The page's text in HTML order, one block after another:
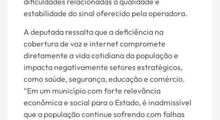
estabilidade do sinal oferecido pela operadora.
A deputada ressalta que a deficiência na
cobertura de voz e internet compromete
diretamente a vida cotidiana da população e
impacta negativamente setores estratégicos,
como saúde, segurança, educação e comércio.
“Em um município com forte relevância
econômica e social para o Estado, é inadmissível
que a população continue sofrendo com falhas